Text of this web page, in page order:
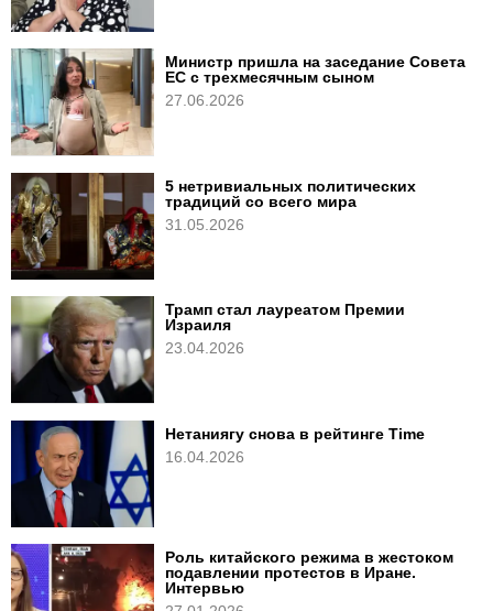
Министр пришла на заседание Совета
ЕС с трехмесячным сыном
27.06.2026
5 нетривиальных политических
традиций со всего мира
31.05.2026
Трамп стал лауреатом Премии
Израиля
23.04.2026
Нетаниягу снова в рейтинге Time
16.04.2026
Роль китайского режима в жестоком
подавлении протестов в Иране.
Интервью